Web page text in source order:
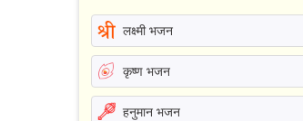
लक्ष्मी भजन
कृष्ण भजन
हनुमान भजन